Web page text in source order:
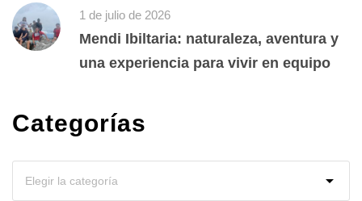
1 de julio de 2026
Mendi Ibiltaria: naturaleza, aventura y
una experiencia para vivir en equipo
Categorías